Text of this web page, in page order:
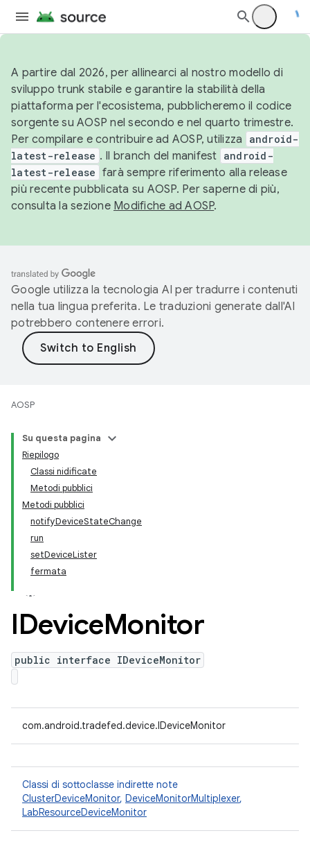
A partire dal 2026, per allinearci al nostro modello di
sviluppo trunk stabile e garantire la stabilità della
piattaforma per l'ecosistema, pubblicheremo il codice
sorgente su AOSP nel secondo e nel quarto trimestre.
Per compilare e contribuire ad AOSP, utilizza
android-
latest-release . Il branch del manifest android-
latest-release farà sempre riferimento alla release
più recente pubblicata su AOSP. Per saperne di più,
consulta la sezione Modifiche ad AOSP.
Google utilizza la tecnologia AI per tradurre i contenuti
nella tua lingua preferita. Le traduzioni generate dall'AI
potrebbero contenere errori.
AOSP
Su questa pagina
Riepilogo
Classi nidificate
Metodi pubblici
Metodi pubblici
notifyDeviceStateChange
run
setDeviceLister
fermata
IDeviceMonitor
public interface IDeviceMonitor
com.android.tradefed.device.IDeviceMonitor
Classi di sottoclasse indirette note
ClusterDeviceMonitor, DeviceMonitorMultiplexer,
LabResourceDeviceMonitor